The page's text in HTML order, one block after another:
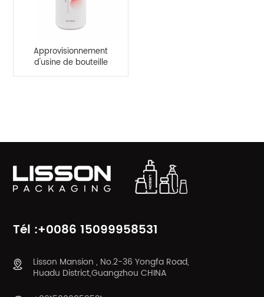
Approvisionnement
d'usine de bouteille
400ml Bouteille de
Tél :+0086 15099958531
Lisson Mansion , No.2-36 Yongfa Road,
Huadu District,Guangzhou CHINA